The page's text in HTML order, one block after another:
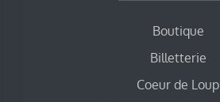
Boutique
Billetterie
Coeur de Loup